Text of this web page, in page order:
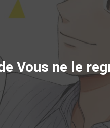
Vous ne le